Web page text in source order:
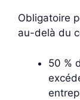
Obligatoire
au-delà du
50 %